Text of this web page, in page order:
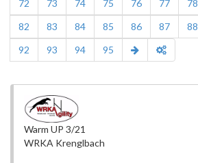
72
73 74 75 76 77 78
82
83 84 85 86 87 88
92
93 94 95
Warm UP 3/21
WRKA Krenglbach